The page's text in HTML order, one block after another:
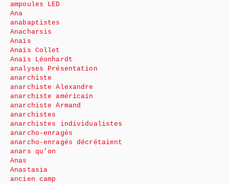
ampoules LED
Ana
anabaptistes
Anacharsis
Anaïs
Anaïs Collet
Anaïs Léonhardt
analyses Présentation
anarchiste
anarchiste Alexandre
anarchiste américain
anarchiste Armand
anarchistes
anarchistes individualistes
anarcho-enragés
anarcho-enragés décrétaient
anars qu’on
Anas
Anastasia
ancien camp